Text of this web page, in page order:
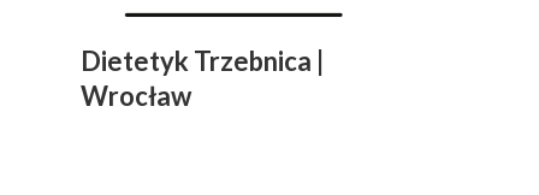
Dietetyk Trzebnica |
Wrocław